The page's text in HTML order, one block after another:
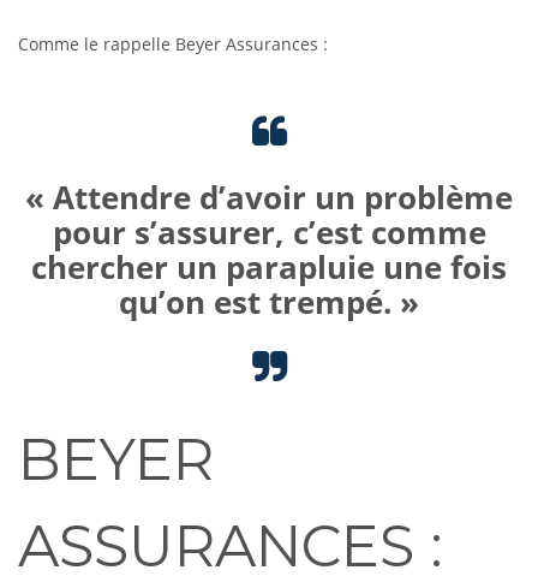
Comme le rappelle Beyer Assurances :
« Attendre d’avoir un problème
pour s’assurer, c’est comme
chercher un parapluie une fois
qu’on est trempé. »
BEYER
ASSURANCES :